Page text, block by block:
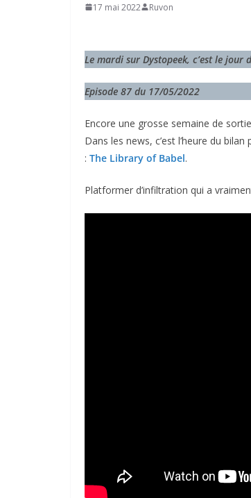
17 mai 2022 Ruvon
Le mardi sur Dystopeek, c’est le jour
Episode 87 du 17/05/2022
Encore une grosse semaine de
Dans les news, c’est l’heure du
: The Library of Babel.
Platformer d’infiltration qui a